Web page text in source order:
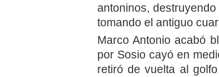
antoninos,
tomando el antiguo
Marco Antonio acabó
por Sosio cayó en
retiró de vuelta al